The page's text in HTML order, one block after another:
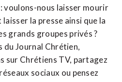
voulons-nous laisser mourir
la presse ainsi que la
grands groupes privés ?
du Journal Chrétien,
sur Chrétiens TV, partagez
sociaux ou pensez